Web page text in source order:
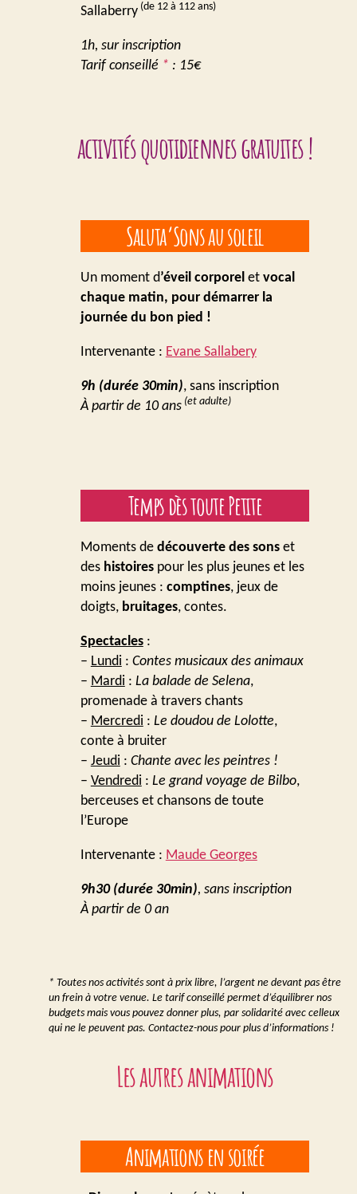
Sallaberry(de 12 à 112 ans)
1h, sur inscription
Tarif conseillé * : 15€
activités quotidiennes gratuites !
Saluta’Sons au soleil
Un moment d’éveil corporel et vocal
chaque matin, pour démarrer la
journée du bon pied !
Intervenante : Evane Sallabery
9h (durée 30min), sans inscription
À partir de 10 ans(et adulte)
Temps dès toute Petite
Moments de découverte des sonset
des histoires pour les plus jeunes et les
moins jeunes : comptines, jeux de
doigts, bruitages, contes.
Spectacles :
– Lundi : Contes musicaux des animaux
– Mardi : La balade de Selena,
promenade à travers chants
– Mercredi : Le doudou de Lolotte,
conte à bruiter
– Jeudi : Chante avec les peintres !
– Vendredi : Le grand voyage de Bilbo,
berceuses et chansons de toute
l’Europe
Intervenante : Maude Georges
9h30 (durée 30min), sans inscription
À partir de 0 an
* Toutes nos activités sont à prix libre, l’argent ne devant pas être
un frein à votre venue. Le tarif conseillé permet d’équilibrer nos
budgets mais vous pouvez donner plus, par solidarité avec celleux
qui ne le peuvent pas. Contactez-nous pour plus d’informations !
Les autres animations
Animations en soirée